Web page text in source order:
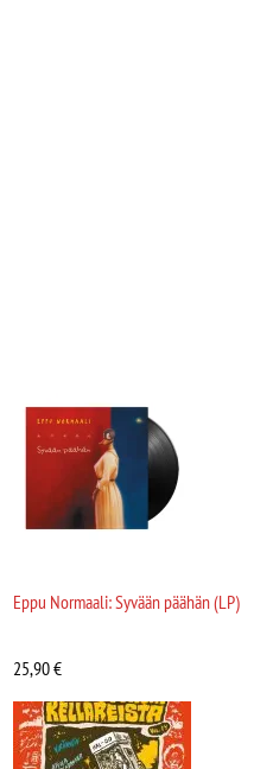
Eppu Normaali: Syvään päähän (LP)
25,90€